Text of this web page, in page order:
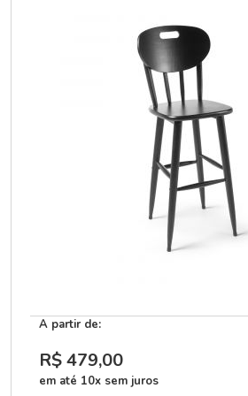
A partir de:
R$ 479,00
em até 10x sem juros